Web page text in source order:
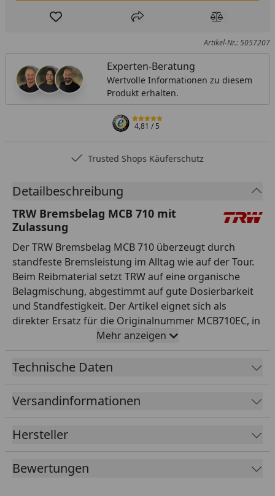
Produkt zur Wunschliste hinzufügen
Teilen Produkt
Artikel-Nr.: 5057207
Experten-Beratung
Wertvolle Informationen zu diesem
Produkt erhalten.
4,81/ 5
Trusted Shops Käuferschutz
Detailbeschreibung
TRW Bremsbelag MCB 710 mit
Zulassung
Der TRW Bremsbelag MCB 710 überzeugt durch
standfeste Bremsleistung im Alltag wie auf der Tour.
Beim Reibmaterial setzt TRW auf eine organische
Belagmischung, abgestimmt auf gute Dosierbarkeit
und Standfestigkeit. Der Artikel eignet sich als
direkter Ersatz für die Originalnummer MCB710EC, in
Erstausrüster-Qualität und passt für die
entsprechenden Modelle laut TRW-Anwendungsliste.
Dank Zulassung ist der Einsatz im Straßenverkehr
renommierter Spezialist für Sicherheitsteile steht
TRW für geprüfte Qualität und Zuverlässigkeit. Damit
bestens gerüstet. So stellen Sie die Sicherheit und
Funktion Ihres Motorrads zuverlässig wieder her. Die
Montage sollte fachgerecht und nach
Mehr anzeigen
Technische Daten
Versandinformationen
Hersteller
Bewertungen